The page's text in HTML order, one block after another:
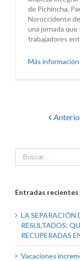
de Pichincha,
Noroccidente
una jornada
trabajadores
Más información
Entradas recientes
LA SEPARACIÓN
RESULTADOS:
RECUPERADAS
Vacaciones